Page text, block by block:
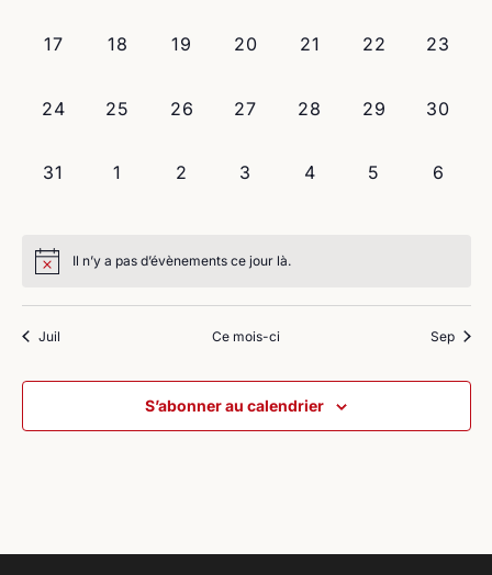
0
17
0
18
0
19
0
20
0
21
0
22
0
23
0
24
0
25
0
26
0
27
0
28
0
29
0
30
0
31
0
1
0
2
0
3
0
4
0
5
0
6
Il n’y a pas d’évènements ce jour là.
Juil Ce mois-ci Sep
S’abonner au calendrier